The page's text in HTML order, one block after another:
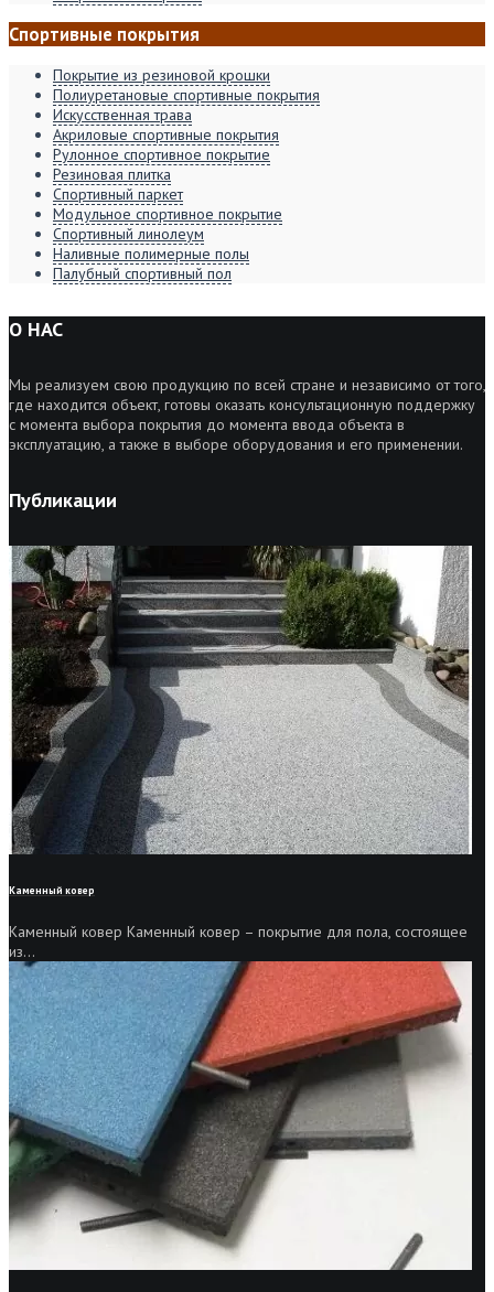
Спортивные покрытия
Покрытие из резиновой крошки
Полиуретановые спортивные покрытия
Искусственная трава
Акриловые спортивные покрытия
Рулонное спортивное покрытие
Резиновая плитка
Спортивный паркет
Модульное спортивное покрытие
Спортивный линолеум
Наливные полимерные полы
Палубный спортивный пол
О НАС
Мы реализуем свою продукцию по всей стране и независимо от того,
где находится объект, готовы оказать консультационную поддержку
с момента выбора покрытия до момента ввода объекта в
эксплуатацию, а также в выборе оборудования и его применении.
Публикации
Каменный ковер
Каменный ковер Каменный ковер – покрытие для пола, состоящее
из...